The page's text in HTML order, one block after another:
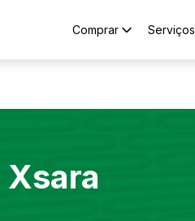
Comprar Serviços
Xsara